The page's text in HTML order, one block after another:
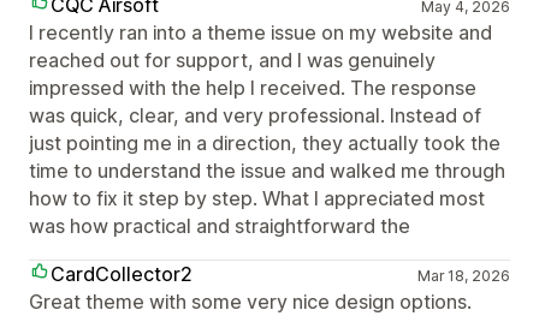
CQC Airsoft
May 4, 2026
I recently ran into a theme issue on my website and
reached out for support, and I was genuinely
impressed with the help I received. The response
was quick, clear, and very professional. Instead of
just pointing me in a direction, they actually took the
time to understand the issue and walked me through
how to fix it step by step. What I appreciated most
was how practical and straightforward the
CardCollector2
Mar 18, 2026
Great theme with some very nice design options.